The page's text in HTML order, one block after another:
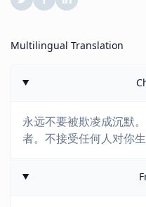
Multilingual Translation
永远不要被欺凌成沉默
者。不接受任何人对你